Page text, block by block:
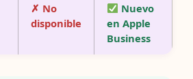
✗ No
disponible
Nuevo
en Apple
Business